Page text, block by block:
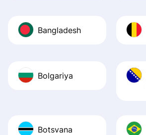
Bangladesh
Bolgariya
Botsvana